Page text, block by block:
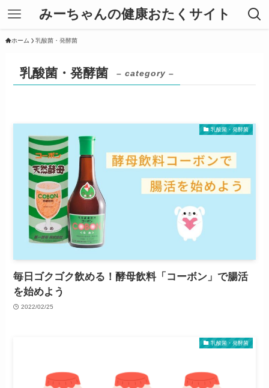
みーちゃんの健康おたくサイト
ホーム 乳酸菌・発酵菌
乳酸菌・発酵菌 – category –
乳酸菌・発酵菌
毎日ゴクゴク飲める！酵母飲料「コーボン」で腸活
を始めよう
2022/02/25
乳酸菌・発酵菌